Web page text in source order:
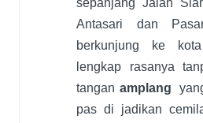
sepanjang Jalan
Antasari dan
berkunjung ke
lengkap rasanya
tangan amplang
pas di jadikan